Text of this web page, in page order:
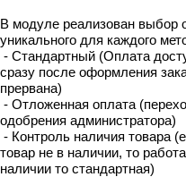
В модуле реализован выбор
уникального для каждого
- Стандартный (Оплата
сразу после оформления
прервана)
- Отложенная оплата
одобрения администратора)
- Контроль наличия товара
товар не в наличии, то
наличии то стандартная)